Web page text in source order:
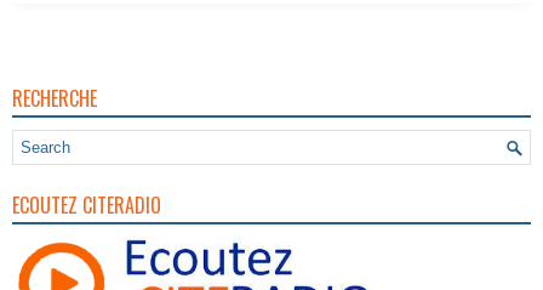
RECHERCHE
ECOUTEZ CITERADIO